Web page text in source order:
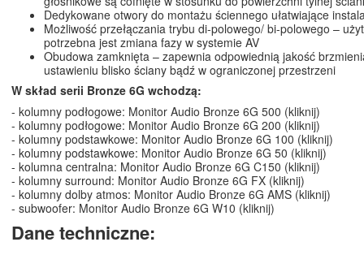
Dedykowane otwory do montażu ściennego ułatwiające
Możliwość przełączania trybu di-polowego/ bi-polowego –
potrzebna jest zmiana fazy w systemie AV
Obudowa zamknięta – zapewnia odpowiednią jakość
ustawieniu blisko ściany bądź w ograniczonej przestrzeni
W skład serii Bronze 6G wchodzą:
- kolumny podłogowe: Monitor Audio Bronze 6G 500 (kliknij)
- kolumny podłogowe: Monitor Audio Bronze 6G 200 (kliknij)
- kolumny podstawkowe: Monitor Audio Bronze 6G 100 (kliknij)
- kolumny podstawkowe: Monitor Audio Bronze 6G 50 (kliknij)
- kolumna centralna: Monitor Audio Bronze 6G C150 (kliknij)
- kolumny surround: Monitor Audio Bronze 6G FX (kliknij)
- kolumny dolby atmos: Monitor Audio Bronze 6G AMS (kliknij)
- subwoofer: Monitor Audio Bronze 6G W10 (kliknij)
Dane techniczne: